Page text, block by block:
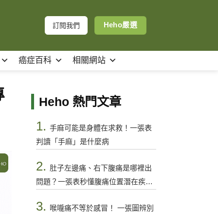
訂閱我們 Heho嚴選
癌症百科 相關網站
Heho 熱門文章
1. 手麻可能是身體在求救！一張表
判讀「手麻」是什麼病
2. 肚子左邊痛、右下腹痛是哪裡出
問題？一張表秒懂腹痛位置潛在疾病
3.
喉嚨痛不等於感冒！ 一張圖辨別